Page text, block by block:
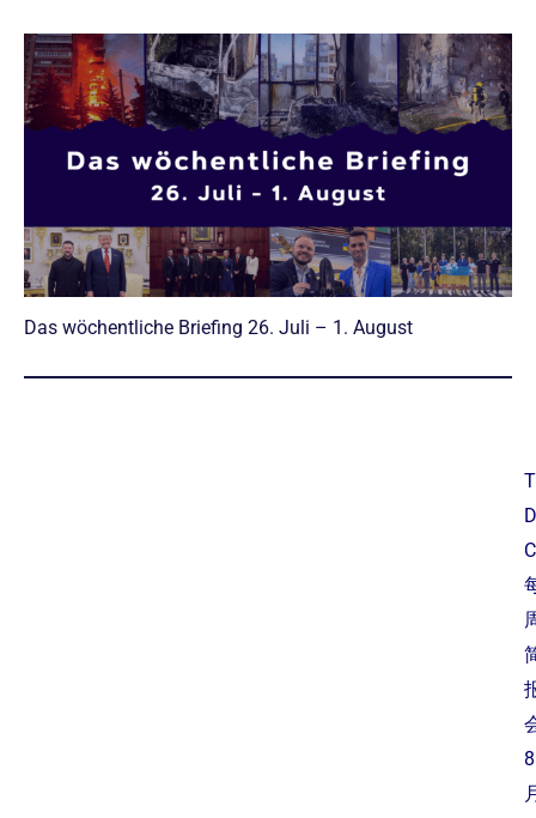
Das wöchentliche Briefing 26. Juli – 1. August
T
D
C
8